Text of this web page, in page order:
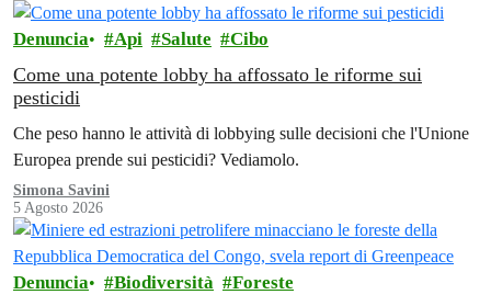
Denuncia Api Salute Cibo
Come una potente lobby ha affossato le riforme sui
pesticidi
Che peso hanno le attività di lobbying sulle decisioni che l'Unione
Europea prende sui pesticidi? Vediamolo.
Simona Savini
5 Agosto 2026
Denuncia Biodiversità Foreste